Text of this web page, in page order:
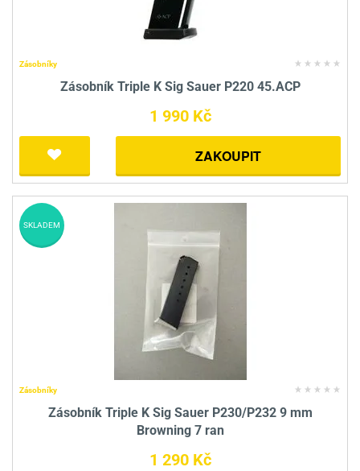
Zásobníky
Zásobník Triple K Sig Sauer P220 45.ACP
1 990 Kč
ZAKOUPIT
Zásobníky
Zásobník Triple K Sig Sauer P230/P232 9 mm
Browning 7 ran
1 290 Kč
SKLADEM